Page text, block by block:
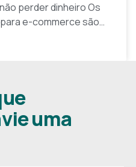
perder dinheiro Os
e-commerce são a
inteligente em uma
uma